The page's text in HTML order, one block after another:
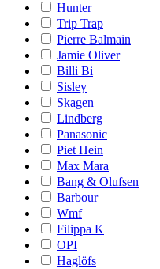
Hunter
Trip Trap
Pierre Balmain
Jamie Oliver
Billi Bi
Sisley
Skagen
Lindberg
Panasonic
Piet Hein
Max Mara
Bang & Olufsen
Barbour
Wmf
Filippa K
OPI
Haglöfs